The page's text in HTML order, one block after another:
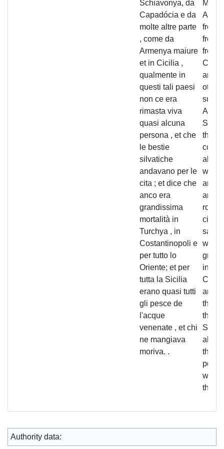
Schiavonya, da
Capadócia e da
molte altre parte
, come da
Armenya maiure
et in Cicilia ,
qualmente in
questi tali paesi
non ce era
rimasta viva
quasi alcuna
persona , et che
le bestie
silvatiche
andavano per le
cita ; et dice che
anco era
grandissima
mortalità in
Turchya , in
Costantinopoli e
per tutto lo
Oriente; et per
tutta la Sicilia
erano quasi tutti
gli pesce de
l'acque
venenate , et chi
ne mangiava
moriva. .
from
from
from
and
other
such
that
was
and
said
was
great
in
and
the
all
the
them
Authority data: